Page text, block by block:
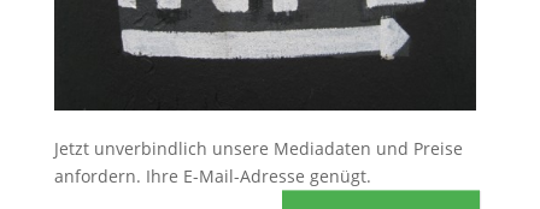
Jetzt unverbindlich unsere Mediadaten und Preise
anfordern. Ihre E-Mail-Adresse genügt.